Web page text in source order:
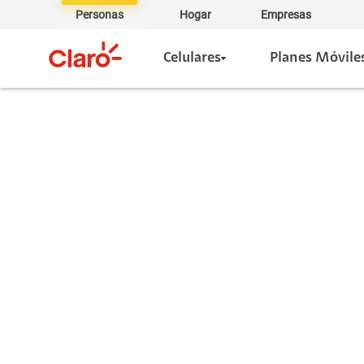
Personas Hogar Empresas
Celulares Planes